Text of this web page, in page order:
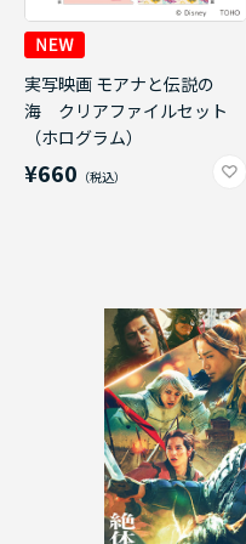
実写映画 モアナと伝説の
海 クリアファイルセット
（ホログラム）
¥660